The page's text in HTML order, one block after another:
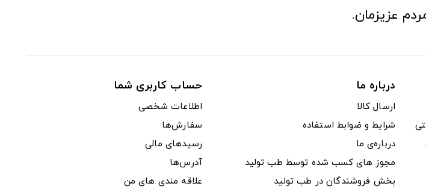
عزیزمان.
درباره ما
ارسال کالا
شرایط و ضوابط استفاده
درباره‌ی ما
مجوز های کسب شده توسط طب تولید
بخش فروشندگان در طب تولید
حساب کاربری شما
اطلاعات شخصی
سفارش‌ها
رسیدهای مالی
آدرس‌ها
علاقه مندی های من